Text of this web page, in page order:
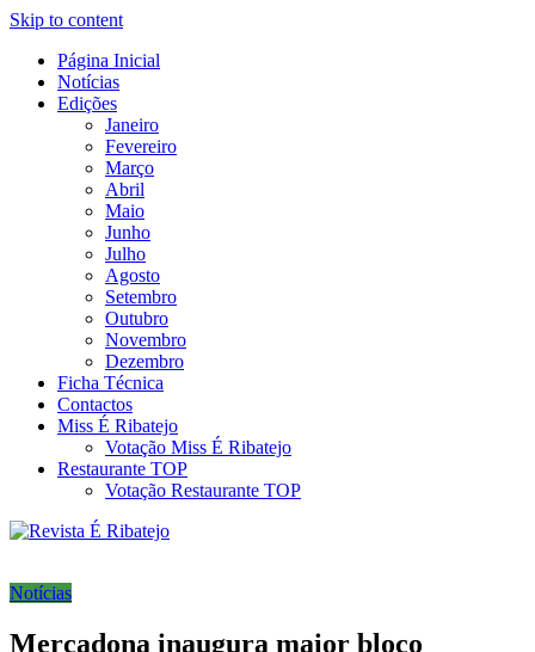
Skip to content
É Ribatejo – Revista Social
Online
Revista Social Online
Página Inicial
Notícias
Edições
Janeiro
Fevereiro
Março
Abril
Maio
Junho
Julho
Agosto
Setembro
Outubro
Novembro
Dezembro
Ficha Técnica
Contactos
Miss É Ribatejo
Votação Miss É Ribatejo
Restaurante TOP
Votação Restaurante TOP
Notícias
Mercadona inaugura maior bloco